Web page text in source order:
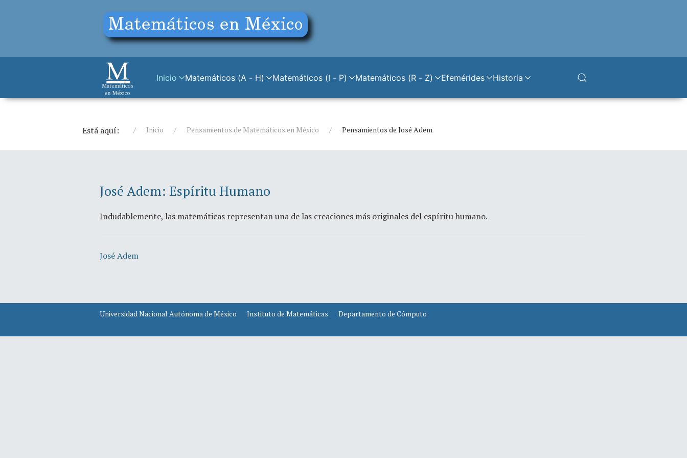
Inicio Matemáticos (A - H) Matemáticos (I - P) Matemáticos (R - Z) Efemérides Historia
Está aquí: Inicio Pensamientos de Matemáticos en México Pensamientos de José Adem
José Adem: Espíritu Humano
Indudablemente, las matemáticas representan una de las creaciones más originales del espíritu humano.
José Adem
Universidad Nacional Autónoma de México Instituto de Matemáticas Departamento de Cómputo